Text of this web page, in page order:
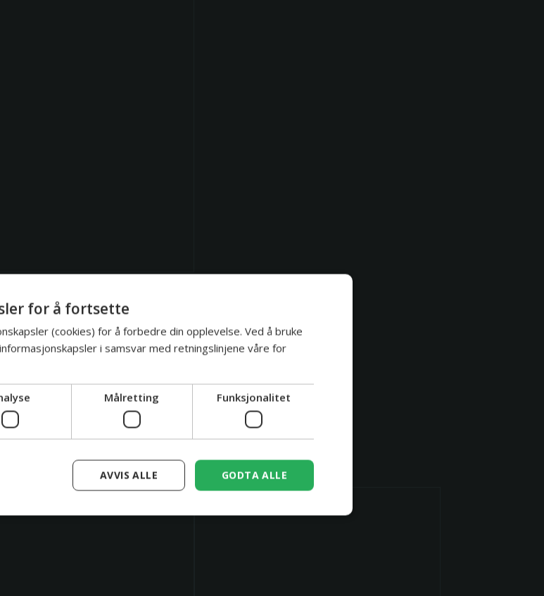
univers
🇳🇴
for å fortsette
(cookies) for å forbedre din opplevelse. Ved å bruke
i samsvar med retningslinjene våre for
Målretting Funksjonalitet
GODTA ALLE
AVVIS ALLE